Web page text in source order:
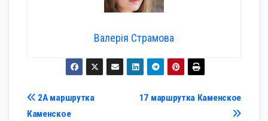
Валерія Страмова
Навигация
17 маршрутка Каменское
2А маршрутка
Каменское